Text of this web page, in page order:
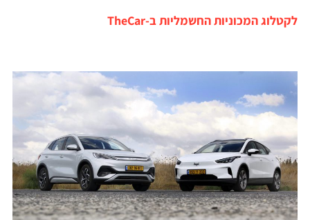
לקטלוג המכוניות החשמליות ב-TheCar